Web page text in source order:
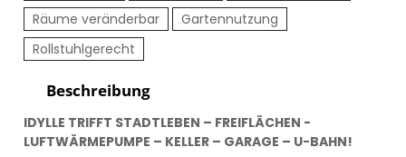
Beschreibung
IDYLLE TRIFFT STADTLEBEN – FREIFLÄCHEN -
LUFTWÄRMEPUMPE – KELLER – GARAGE – U-BAHN!
Räume veränderbar
Gartennutzung
Rollstuhlgerecht